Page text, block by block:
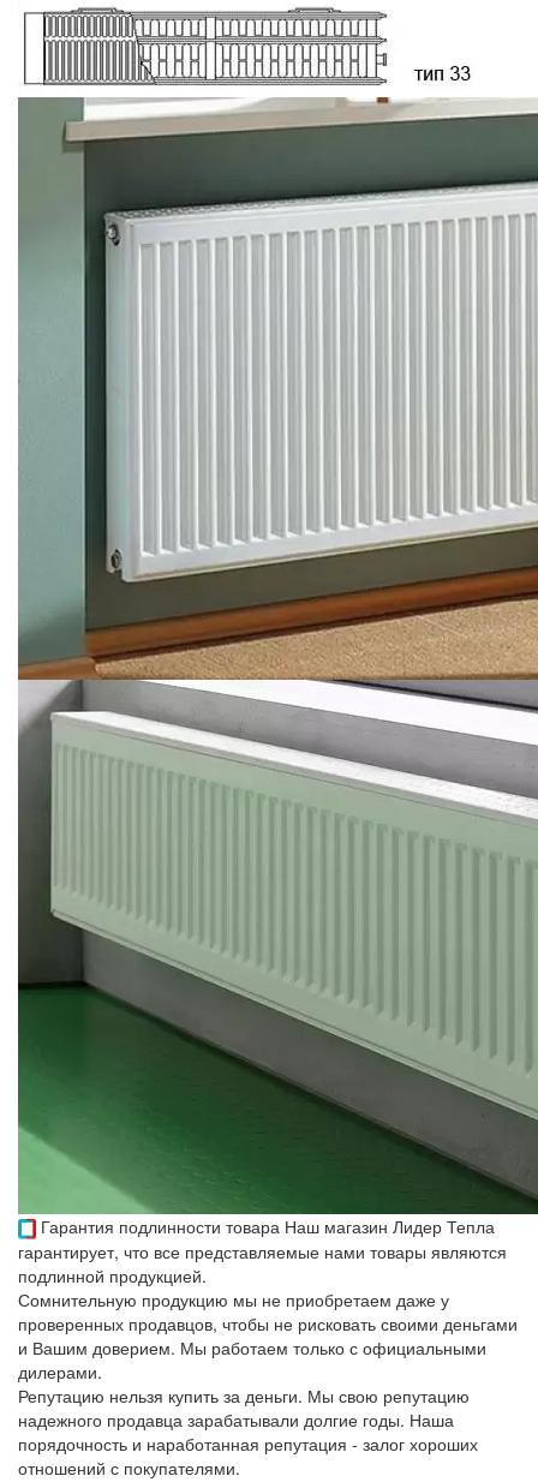
Гарантия подлинности товара Наш магазин Лидер Тепла
гарантирует, что все представляемые нами товары являются
подлинной продукцией.
Сомнительную продукцию мы не приобретаем даже у
проверенных продавцов, чтобы не рисковать своими деньгами
и Вашим доверием. Мы работаем только с официальными
дилерами.
Репутацию нельзя купить за деньги. Мы свою репутацию
надежного продавца зарабатывали долгие годы. Наша
порядочность и наработанная репутация - залог хороших
отношений с покупателями.